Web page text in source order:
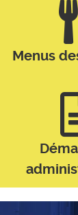
Menus